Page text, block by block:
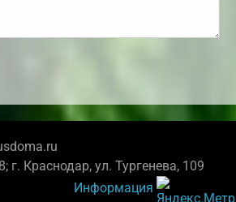
г. Краснодар, ул. Тургенева, 109
Информация